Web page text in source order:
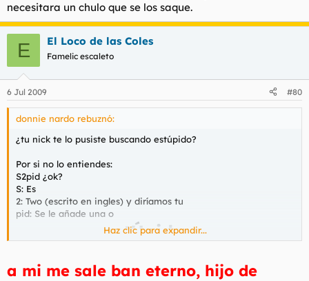
necesitara un chulo que se los saque.
E El Loco de las Coles
Famelic escaleto
6 Jul 2009 #80
donnie nardo rebuznó:
¿tu nick te lo pusiste buscando estúpido?
Por si no lo entiendes:
S2pid ¿ok?
S: Es
2: Two (escrito en ingles) y diríamos tu
pid: Se le añade una o
estÚpido
Haz clic para expandir...
a mi me sale ban eterno, hijo de